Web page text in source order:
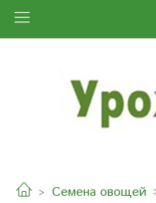
Семена овощей